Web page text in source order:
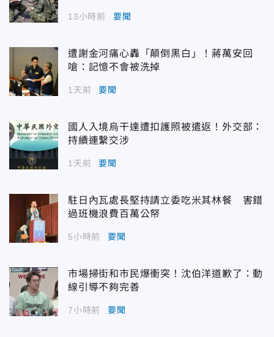
13小時前 要聞
遭謝金河痛心轟「顛倒黑白」！蔣萬安回
嗆：記憶不會被洗掉
1天前 要聞
國人入境烏干達遭扣護照被遣返！外交部：
持續連繫交涉
1天前 要聞
駐日內瓦處長堅持請立委吃米其林餐 害錯
過班機浪費百萬公帑
5小時前 要聞
市場掃街和市民爆衝突！沈伯洋道歉了：動
線引導不夠完善
7小時前 要聞